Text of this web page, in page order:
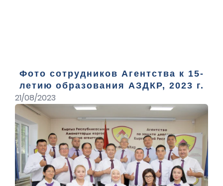
Фото сотрудников Агентства к 15-
летию образования АЗДКР, 2023 г.
21/08/2023